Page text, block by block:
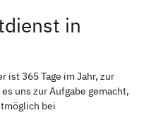
in
ist 365 Tage im Jahr, zur
uns zur Aufgabe gemacht,
bei